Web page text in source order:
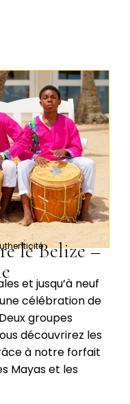
le Belize –
et jusqu’à neuf
célébration de
groupes
découvrirez les
à notre forfait
Mayas et les